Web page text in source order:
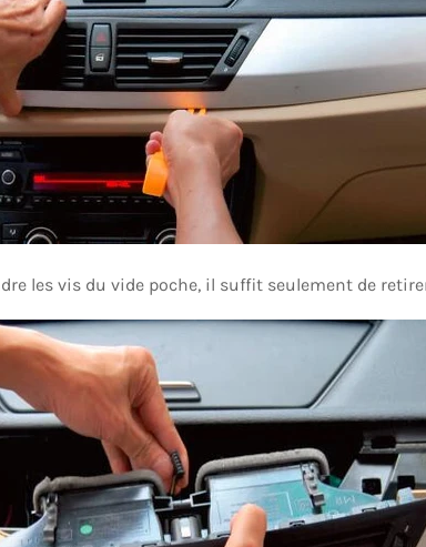
les vis du vide poche, il suffit seulement de